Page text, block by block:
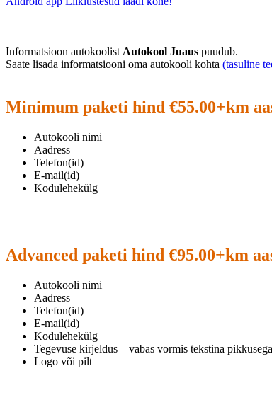
Informatsioon autokoolist Autokool Juaus puudub.
Saate lisada informatsiooni oma autokooli kohta (tasuline
Minimum paketi hind €55.00+km
Autokooli nimi
Aadress
Telefon(id)
E-mail(id)
Kodulehekülg
Advanced paketi hind €95.00+km
Autokooli nimi
Aadress
Telefon(id)
E-mail(id)
Kodulehekülg
Tegevuse kirjeldus – vabas vormis tekstina
Logo või pilt